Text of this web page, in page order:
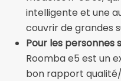
intelligente et une
couvrir de grandes
Pour les personnes
Roomba e5 est un
bon rapport